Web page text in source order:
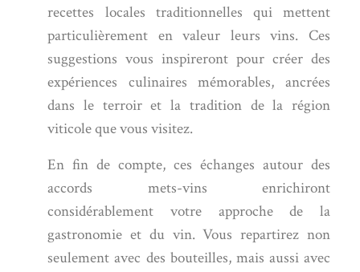
recettes locales traditionnelles qui mettent
particulièrement en valeur leurs vins. Ces
suggestions vous inspireront pour créer des
expériences culinaires mémorables, ancrées
dans le terroir et la tradition de la région
viticole que vous visitez.
En fin de compte, ces échanges autour des
accords mets-vins enrichiront
considérablement votre approche de la
gastronomie et du vin. Vous repartirez non
seulement avec des bouteilles, mais aussi avec